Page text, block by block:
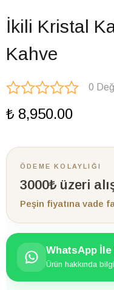
İkili Kristal
Kahve
0
₺ 8,950.00
ÖDEME KOLAYLIĞI
3000₺ üzeri
Peşin fiyatına vade
WhatsApp
Ürün hakkında